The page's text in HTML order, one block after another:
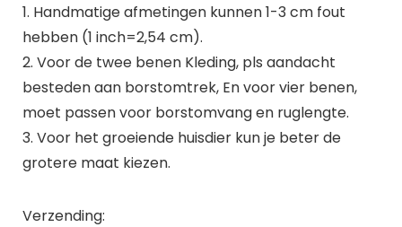
1. Handmatige afmetingen kunnen 1-3 cm fout
hebben (1 inch=2,54 cm).
2. Voor de twee benen Kleding, pls aandacht
besteden aan borstomtrek, En voor vier benen,
moet passen voor borstomvang en ruglengte.
3. Voor het groeiende huisdier kun je beter de
grotere maat kiezen.
Verzending: